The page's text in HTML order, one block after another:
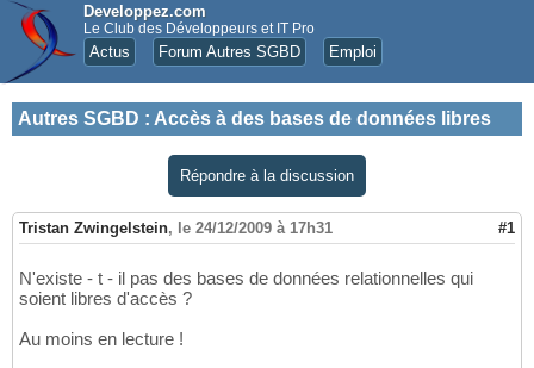
Developpez.com
Le Club des Développeurs et IT Pro
Actus Forum Autres SGBD Emploi
Autres SGBD : Accès à des bases de données libres
Répondre à la discussion
Tristan Zwingelstein, le 24/12/2009 à 17h31 #1
N'existe - t - il pas des bases de données relationnelles qui
soient libres d'accès ?
Au moins en lecture !